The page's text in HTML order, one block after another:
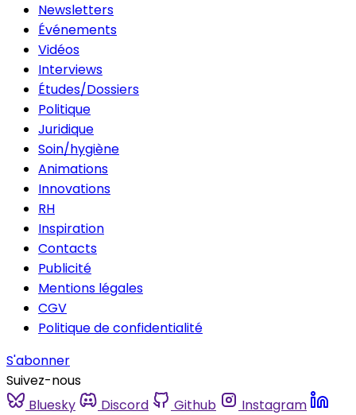
Newsletters
Événements
Vidéos
Interviews
Études/Dossiers
Politique
Juridique
Soin/hygiène
Animations
Innovations
RH
Inspiration
Contacts
Publicité
Mentions légales
CGV
Politique de confidentialité
S'abonner
Suivez-nous
Bluesky
Discord Github
Instagram